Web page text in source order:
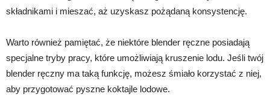
składnikami i mieszać, aż uzyskasz pożądaną konsystencję.
Warto również pamiętać, że niektóre blender ręczne posiadają
specjalne tryby pracy, które umożliwiają kruszenie lodu. Jeśli twój
blender ręczny ma taką funkcję, możesz śmiało korzystać z niej,
aby przygotować pyszne koktajle lodowe.